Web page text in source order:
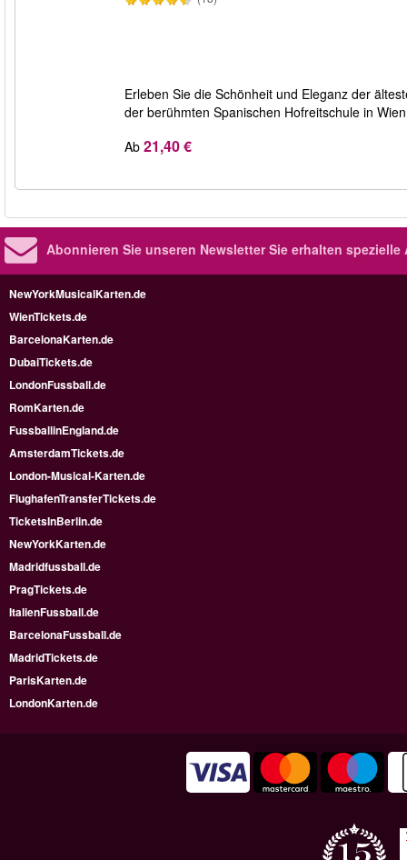
Erleben Sie die Schönheit und Eleganz der
der berühmten Spanischen Hofreitschule in
Ab 21,40 €
Abonnieren Sie unseren NewsletterSie erhalten spezielle
NewYorkMusicalKarten.de
WienTickets.de
BarcelonaKarten.de
DubaiTickets.de
LondonFussball.de
RomKarten.de
FussballinEngland.de
AmsterdamTickets.de
London-Musical-Karten.de
FlughafenTransferTickets.de
TicketsInBerlin.de
NewYorkKarten.de
Madridfussball.de
PragTickets.de
ItalienFussball.de
BarcelonaFussball.de
MadridTickets.de
ParisKarten.de
LondonKarten.de